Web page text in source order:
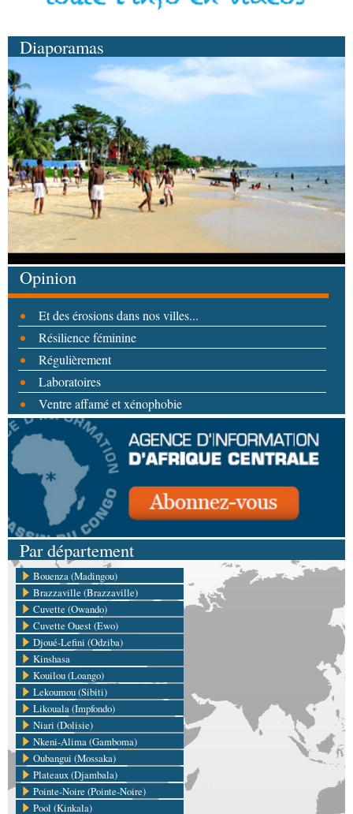
Diaporamas
Opinion
Et des érosions dans nos villes...
Résilience féminine
Régulièrement
Laboratoires
Ventre affamé et xénophobie
Par département
Bouenza (Madingou)
Brazzaville (Brazzaville)
Cuvette (Owando)
Cuvette Ouest (Ewo)
Djoué-Lefini (Odziba)
Kinshasa
Kouilou (Loango)
Lekoumou (Sibiti)
Likouala (Impfondo)
Niari (Dolisie)
Nkeni-Alima (Gamboma)
Oubangui (Mossaka)
Plateaux (Djambala)
Pointe-Noire (Pointe-Noire)
Pool (Kinkala)